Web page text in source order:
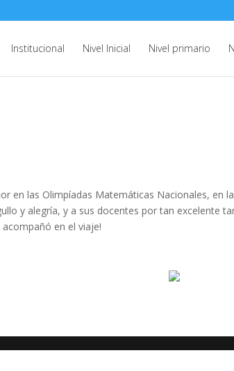
Institucional Nivel Inicial Nivel primario
en las Olimpíadas Matemáticas Nacionales, en
y alegría, y a sus docentes por tan excelente
en el viaje!